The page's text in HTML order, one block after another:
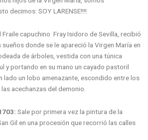
decimos: SOY LARENSE!!!!
Fraile capuchino Fray Isidoro de Sevilla, recibió
sueños donde se le apareció la Virgen María en
de árboles, vestida con una túnica
y portando en su mano un cayado pastoril
lado un lobo amenazante, escondido entre los
acechanzas del demonio.
Sale por primera vez la pintura de la
Gil en una procesión que recorrió las calles